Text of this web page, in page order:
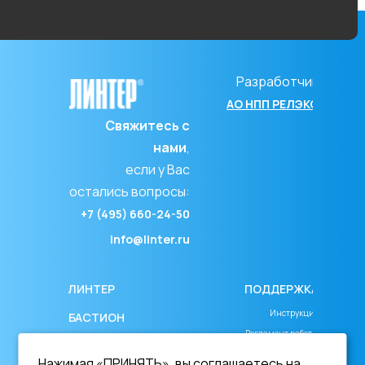
Разработчик
АО НПП РЕЛЭКС
Свяжитесь с
нами,
если у Вас
остались вопросы:
+7 (495) 660-24-50
info@linter.ru
ЛИНТЕР
БАСТИОН
ПОДДЕРЖКА
Инструкция
Регламент работы